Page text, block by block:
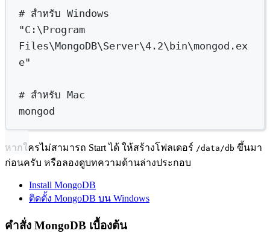
# สำหรับ Windows
"C:\Program
Files\MongoDB\Server\4.2\bin\mongod.ex
e"
# สำหรับ Mac
mongod
หากใครไม่สามารถ Start ได้ ให้สร้างโฟลเดอร์ /data/db ขึ้นมา
ก่อนครับ หรือลองดูบทความด้านล่างประกอบ
Install MongoDB
ติดตั้ง MongoDB บน Windows
คำสั่ง MongoDB เบื้องต้น